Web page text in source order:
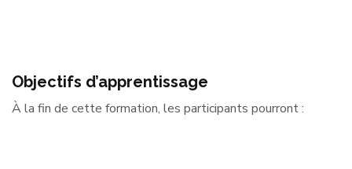
Objectifs d’apprentissage
À la fin de cette formation, les participants pourront :